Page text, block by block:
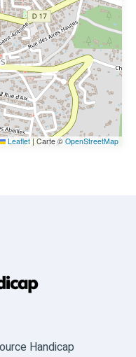
Leaflet |Carte © OpenStreetMap
Handicap